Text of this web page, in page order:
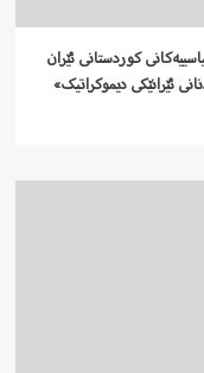
کوردستانی ئێران
ئێرانێکی دیموکراتیک»